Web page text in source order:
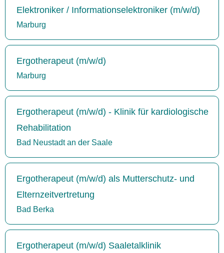
Elektroniker / Informationselektroniker (m/w/d)
Marburg
Ergotherapeut (m/w/d)
Marburg
Ergotherapeut (m/w/d) - Klinik für kardiologische
Rehabilitation
Bad Neustadt an der Saale
Ergotherapeut (m/w/d) als Mutterschutz- und
Elternzeitvertretung
Bad Berka
Ergotherapeut (m/w/d) Saaletalklinik